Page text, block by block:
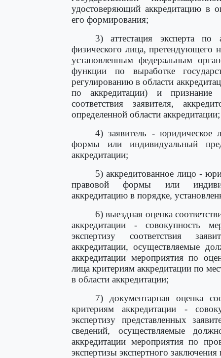
удостоверяющий аккредитацию в
его формирования;
3) аттестация эксперта по
физического лица, претендующего
установленным федеральным
функции по выработке
регулированию в области
по аккредитации) и признание
соответствия заявителя,
определенной области аккредитации;
4) заявитель - юридическое
формы или индивидуальный
аккредитации;
5) аккредитованное лицо -
правовой формы или
аккредитацию в порядке,
6) выездная оценка
аккредитации - совокупность
экспертизу соответствия
аккредитации, осуществляемые
аккредитации мероприятия по
лица критериям аккредитации по
в области аккредитации;
7) документарная оценка
критериям аккредитации -
экспертизу представленных
сведений, осуществляемые
аккредитации мероприятия по
экспертизы экспертного заключения